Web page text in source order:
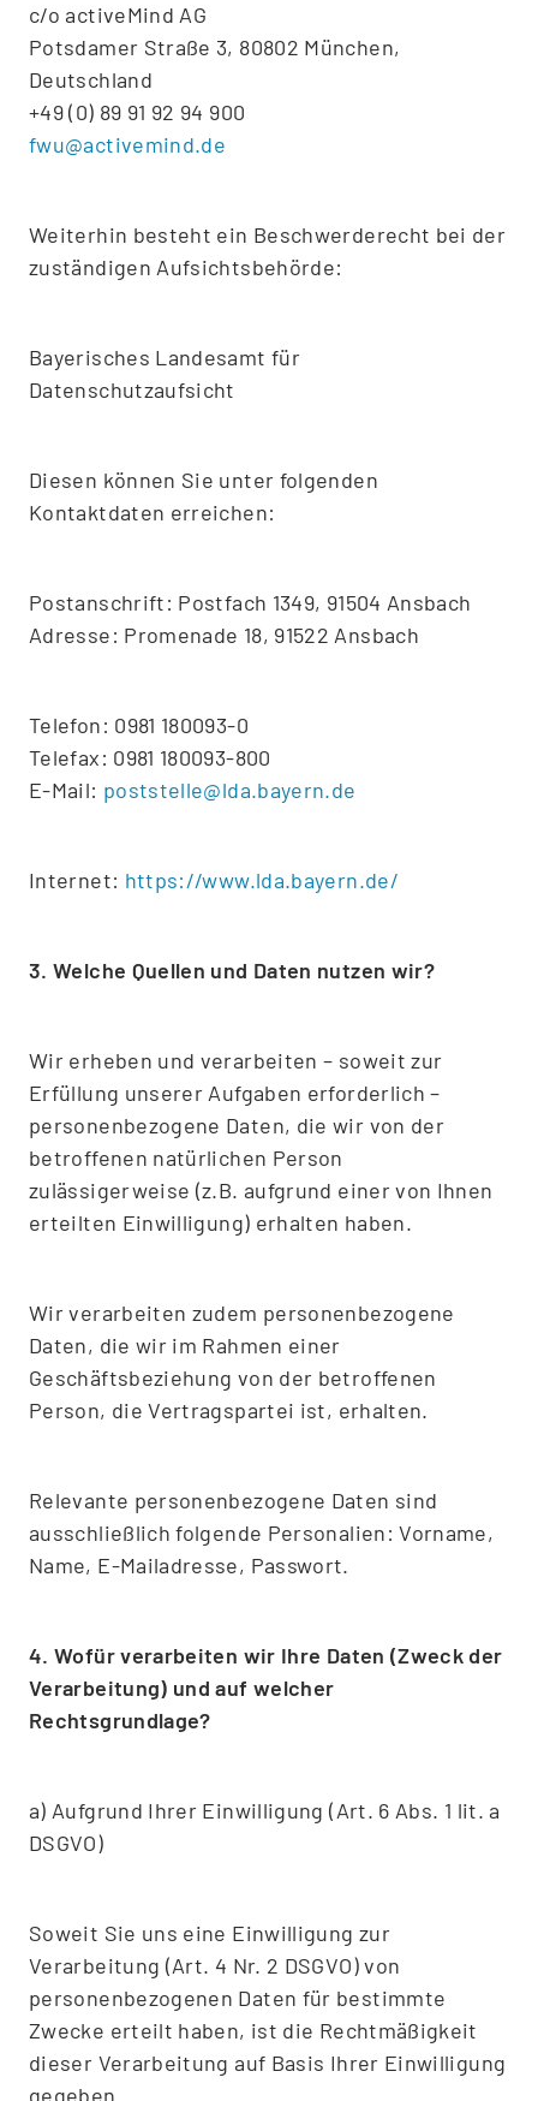
c/o activeMind AG
Potsdamer Straße 3, 80802 München,
Deutschland
+49 (0) 89 91 92 94 900
fwu@activemind.de
Weiterhin besteht ein Beschwerderecht bei der
zuständigen Aufsichtsbehörde:
Bayerisches Landesamt für
Datenschutzaufsicht
Diesen können Sie unter folgenden
Kontaktdaten erreichen:
Postanschrift: Postfach 1349, 91504 Ansbach
Adresse: Promenade 18, 91522 Ansbach
Telefon: 0981 180093-0
Telefax: 0981 180093-800
E-Mail: poststelle@lda.bayern.de
Internet: https://www.lda.bayern.de/
3. Welche Quellen und Daten nutzen wir?
Wir erheben und verarbeiten – soweit zur
Erfüllung unserer Aufgaben erforderlich –
personenbezogene Daten, die wir von der
betroffenen natürlichen Person
zulässigerweise (z.B. aufgrund einer von Ihnen
erteilten Einwilligung) erhalten haben.
Wir verarbeiten zudem personenbezogene
Daten, die wir im Rahmen einer
Geschäftsbeziehung von der betroffenen
Person, die Vertragspartei ist, erhalten.
Relevante personenbezogene Daten sind
ausschließlich folgende Personalien: Vorname,
Name, E-Mailadresse, Passwort.
4. Wofür verarbeiten wir Ihre Daten (Zweck der
Verarbeitung) und auf welcher
Rechtsgrundlage?
a) Aufgrund Ihrer Einwilligung (Art. 6 Abs. 1 lit. a
DSGVO)
Soweit Sie uns eine Einwilligung zur
Verarbeitung (Art. 4 Nr. 2 DSGVO) von
personenbezogenen Daten für bestimmte
Zwecke erteilt haben, ist die Rechtmäßigkeit
dieser Verarbeitung auf Basis Ihrer Einwilligung
gegeben.